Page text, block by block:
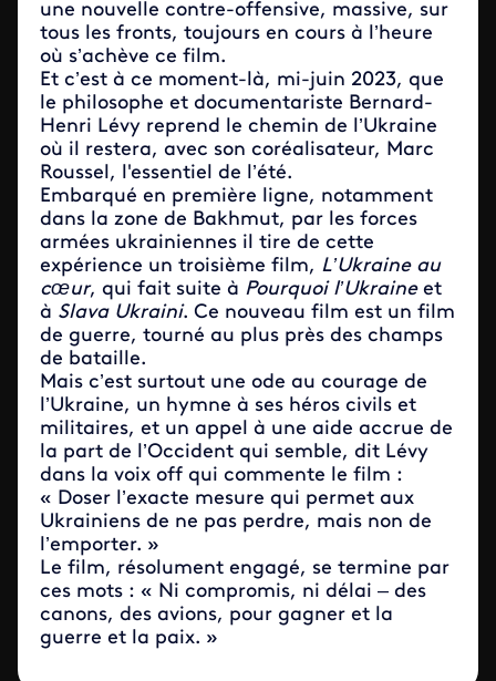
une nouvelle contre-offensive, massive, sur
tous les fronts, toujours en cours à l’heure
où s’achève ce film.
Et c’est à ce moment-là, mi-juin 2023, que
le philosophe et documentariste Bernard-
Henri Lévy reprend le chemin de l’Ukraine
où il restera, avec son coréalisateur, Marc
Roussel, l'essentiel de l’été.
Embarqué en première ligne, notamment
dans la zone de Bakhmut, par les forces
armées ukrainiennes il tire de cette
expérience un troisième film, L’Ukraine au
cœur, qui fait suite à Pourquoi l’Ukraineet
à Slava Ukraini. Ce nouveau film est un film
de guerre, tourné au plus près des champs
de bataille.
Mais c’est surtout une ode au courage de
l’Ukraine, un hymne à ses héros civils et
militaires, et un appel à une aide accrue de
la part de l’Occident qui semble, dit Lévy
dans la voix off qui commente le film :
« Doser l’exacte mesure qui permet aux
Ukrainiens de ne pas perdre, mais non de
l’emporter. »
Le film, résolument engagé, se termine par
ces mots : « Ni compromis, ni délai – des
canons, des avions, pour gagner et la
guerre et la paix. »